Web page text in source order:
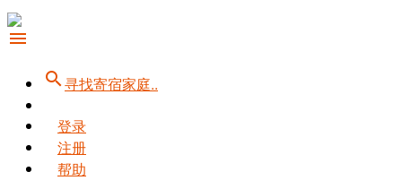
menu
search寻找寄宿家庭..
登录
注册
帮助